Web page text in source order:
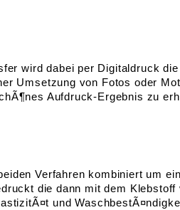
wird dabei per Digitaldruck
Umsetzung von Fotos oder
Aufdruck-Ergebnis zu
Verfahren kombiniert um
die dann mit dem
und